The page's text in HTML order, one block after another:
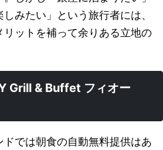
しみたい」という旅行者には、
リットを補って余りある立地の
Grill & Buffet フィオー
ドでは朝食の自動無料提供はあ